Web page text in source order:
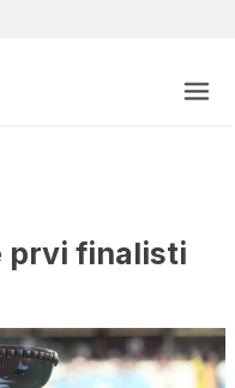
prvi finalisti